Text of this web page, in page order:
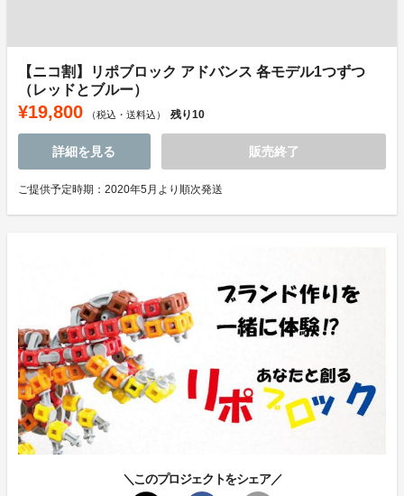
【ニコ割】リポブロック アドバンス 各モデル1つずつ
（レッドとブルー）
¥19,800 （税込・送料込） 残り10
詳細を見る 販売終了
ご提供予定時期：2020年5月より順次発送
＼このプロジェクトをシェア／